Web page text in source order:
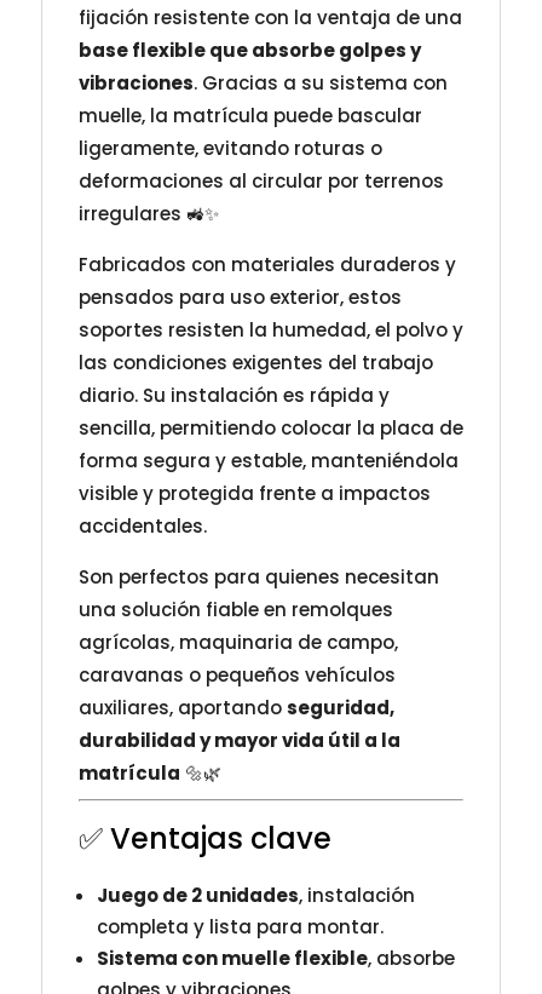
fijación resistente con la ventaja de una
base flexible que absorbe golpes y
vibraciones. Gracias a su sistema con
muelle, la matrícula puede bascular
ligeramente, evitando roturas o
deformaciones al circular por terrenos
irregulares 🚜✨
Fabricados con materiales duraderos y
pensados para uso exterior, estos
soportes resisten la humedad, el polvo y
las condiciones exigentes del trabajo
diario. Su instalación es rápida y
sencilla, permitiendo colocar la placa de
forma segura y estable, manteniéndola
visible y protegida frente a impactos
accidentales.
Son perfectos para quienes necesitan
una solución fiable en remolques
agrícolas, maquinaria de campo,
caravanas o pequeños vehículos
auxiliares, aportandoseguridad,
durabilidad y mayor vida útil a la
matrícula 🔩🌿
✅ Ventajas clave
Juego de 2 unidades, instalación
completa y lista para montar.
Sistema con muelle flexible, absorbe